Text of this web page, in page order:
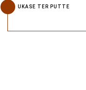
UKASE TER PUTTE